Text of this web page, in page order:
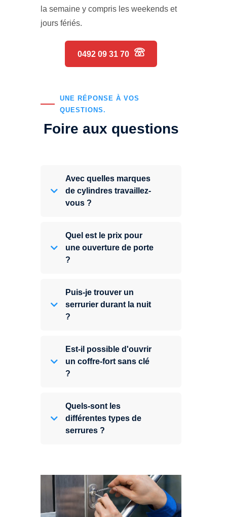
la semaine y compris les weekends et
jours fériés.
0492 09 31 70
UNE RÉPONSE À VOS
QUESTIONS.
Foire aux questions
Avec quelles marques
de cylindres travaillez-
vous ?
Quel est le prix pour
une ouverture de porte
?
Puis-je trouver un
serrurier durant la nuit
?
Est-il possible d'ouvrir
un coffre-fort sans clé
?
Quels-sont les
différentes types de
serrures ?
Vous avez perdu vos clés ou la
porte s'est refermée derrière vous
? Un serrurier est disponible